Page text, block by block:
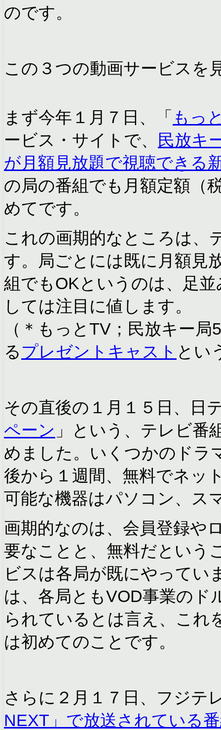
のです。
この３つの動画サービスを
まず今年１月７日、「 もっ
ービス・サイトで、
民放キ
が月額見放題で視聴できる
の局の番組でも月額定額（
めてです。
これの画期的なところは、
す。局ごとには既に月額見
組でもOKというのは、足
しては注目に値します。
（＊もっとTV；民放キー
る プレゼントキャスト とい
その直後の１月１５日、日
ペーン 」という、テレビ番
めました。いくつかのドラ
後から１週間、無料でネッ
可能な機器はパソコン、ス
画期的なのは、会員登録や
要なことと、無料だという
ビスは各局が既にやってい
は、各局ともVOD事業のド
られているとは言え、これ
は初めてのことです。
さらに２月１７日、フジテ
NEXT」で放送されている